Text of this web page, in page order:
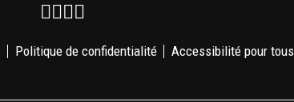
Facebook
Instagram
Youtube
Politique de confidentialité Accessibilité pour tous